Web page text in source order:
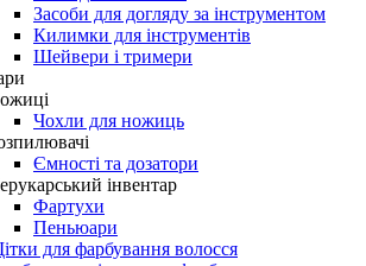
Засоби для догляду за інструментом
Килимки для інструментів
Шейвери і тримери
Чохли для ножиць
Ємності та дозатори
інвентар
Фартухи
Пеньюари
для фарбування волосся